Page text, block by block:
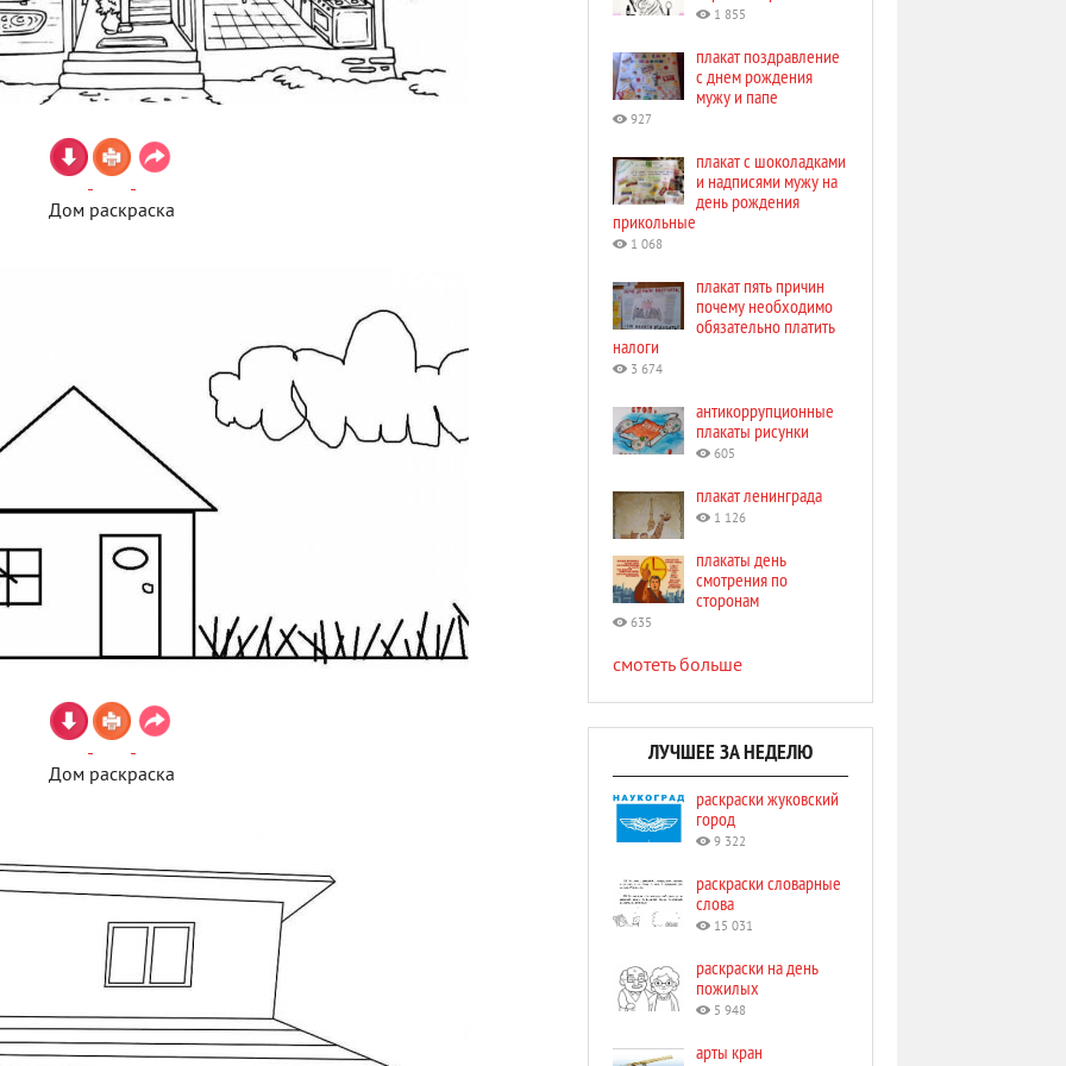
Дом раскраска
Дом раскраска
1 855
плакат поздравление
с днем рождения
мужу и папе
927
плакат с шоколадками
и надписями мужу на
день рождения
прикольные
1 068
плакат пять причин
почему необходимо
обязательно платить
налоги
3 674
антикоррупционные
плакаты рисунки
605
плакат ленинграда
1 126
плакаты день
смотрения по
сторонам
635
смотеть больше
ЛУЧШЕЕ ЗА НЕДЕЛЮ
раскраски жуковский
город
9 322
раскраски словарные
слова
15 031
раскраски на день
пожилых
5 948
арты кран